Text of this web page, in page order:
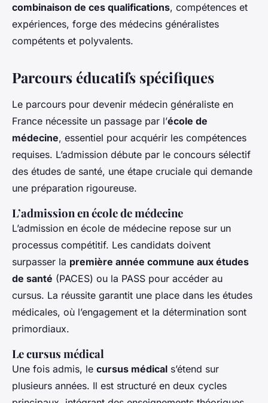
combinaison de ces qualifications, compétences et
expériences, forge des médecins généralistes
compétents et polyvalents.
Parcours éducatifs spécifiques
Le parcours pour devenir médecin généraliste en
France nécessite un passage par l’école de
médecine, essentiel pour acquérir les compétences
requises. L’admission débute par le concours sélectif
des études de santé, une étape cruciale qui demande
une préparation rigoureuse.
L’admission en école de médecine
L’admission en école de médecine repose sur un
processus compétitif. Les candidats doivent
surpasser la première année commune aux études
de santé (PACES) ou la PASS pour accéder au
cursus. La réussite garantit une place dans les études
médicales, où l’engagement et la détermination sont
primordiaux.
Le cursus médical
Une fois admis, le cursus médical s’étend sur
plusieurs années. Il est structuré en deux cycles